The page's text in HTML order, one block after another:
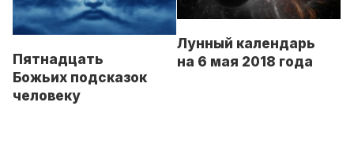
Пятнадцать
Божьих подсказок
человеку
Лунный календарь
на 6 мая 2018 года